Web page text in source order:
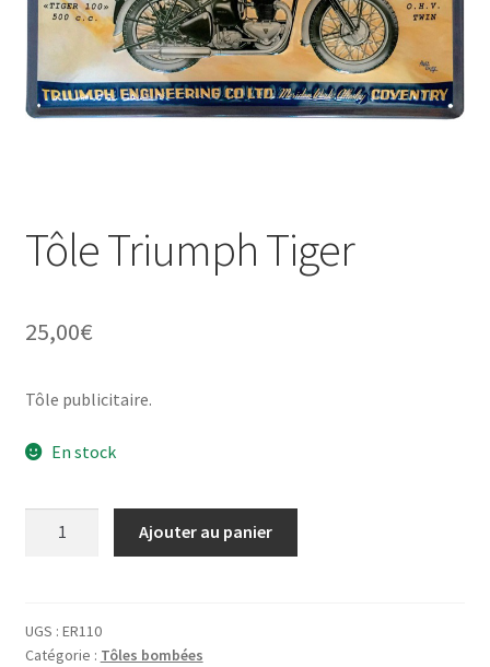
Une histoire de plaques émaillées
Tôle Triumph Tiger
25,00€
Tôle publicitaire.
En stock
Tiger
Ajouter au panier
UGS : ER110
Catégorie : Tôles bombées